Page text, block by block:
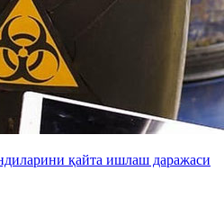
қайта ишлаш даражаси